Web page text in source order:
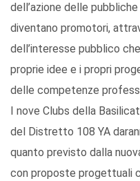
dell’azione delle
diventano promotori,
dell’interesse pubblico
proprie idee e i propri
delle competenze
I nove Clubs della
del Distretto 108 YA
quanto previsto dalla
con proposte progettuali